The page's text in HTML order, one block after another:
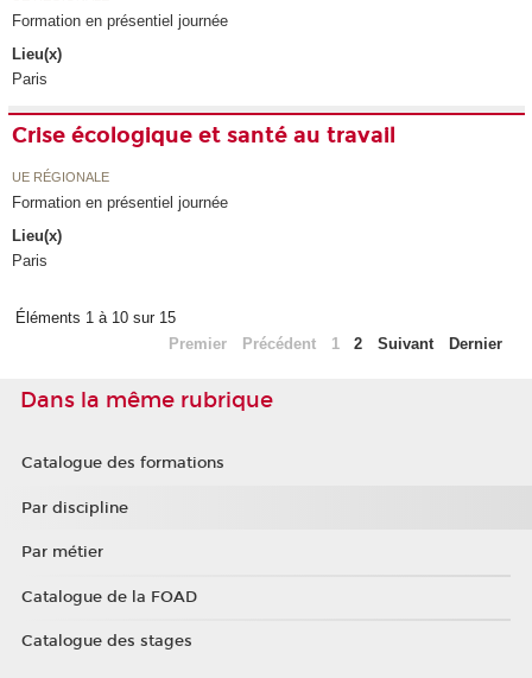
Formation en présentiel journée
Lieu(x)
Paris
Crise écologique et santé au travail
UE RÉGIONALE
Formation en présentiel journée
Lieu(x)
Paris
Éléments 1 à 10 sur 15
Premier
Précédent 1 2 Suivant Dernier
Dans la même rubrique
Catalogue des formations
Par discipline
Par métier
Catalogue de la FOAD
Catalogue des stages